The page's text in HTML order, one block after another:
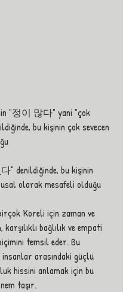
"정이 많다" yani "çok
bu kişinin çok sevecen
" denildiğinde, bu kişinin
olarak mesafeli olduğu
Koreli için zaman ve
karşılıklı bağlılık ve empati
temsil eder. Bu
insanlar arasındaki güçlü
hissini anlamak için bu
taşır.